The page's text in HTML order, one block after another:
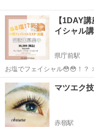
【1DAY
イシャル
県庁前駅
お塩でフェイシャル😳😳！？ オイルに溶ける特別なお塩(ぬるしお)を
使ったフェイシャルマッサージ講座💆🏻‍♀️🧂✨ オ
につく🤲🏻 ［受講内容］ ・リンパ節 ・メイクオフ ・フェイシャル ・
デコル...
沖縄 那覇市 県庁前駅
マツエク
赤嶺駅